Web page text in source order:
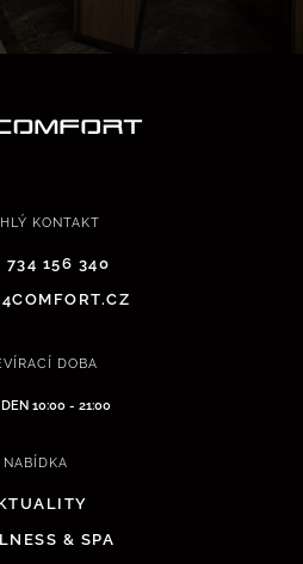
KONTAKT
734 156 340
DOBA
10:00 - 21:00
NABÍDKA
& SPA